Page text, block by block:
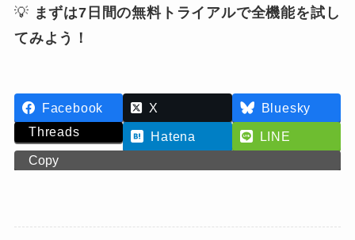
💡 まずは7日間の無料トライアルで全機能を試し
てみよう！
Facebook X
Bluesky
Threads
Hatena
LINE
Copy